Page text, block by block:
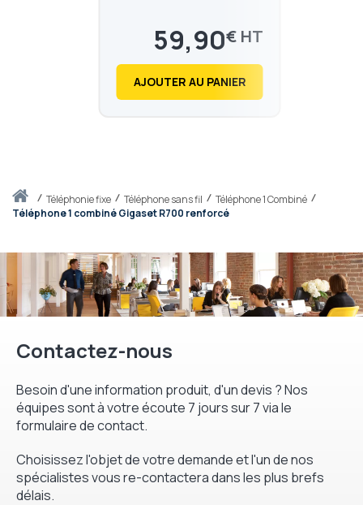
Accueiltéléphonie fixe Téléphone sans fil
Téléphone 1 Combiné
Téléphone 1 combiné Gigaset R700 renforcé
59,90€
71,88
AJOUTER AU PANIER
Contactez-nous
Besoin d'une information produit, d'un devis ? Nos
équipes sont à votre écoute 7 jours sur 7 via le
formulaire de contact.
Choisissez l'objet de votre demande et l'un de nos
spécialistes vous re-contactera dans les plus brefs
délais.